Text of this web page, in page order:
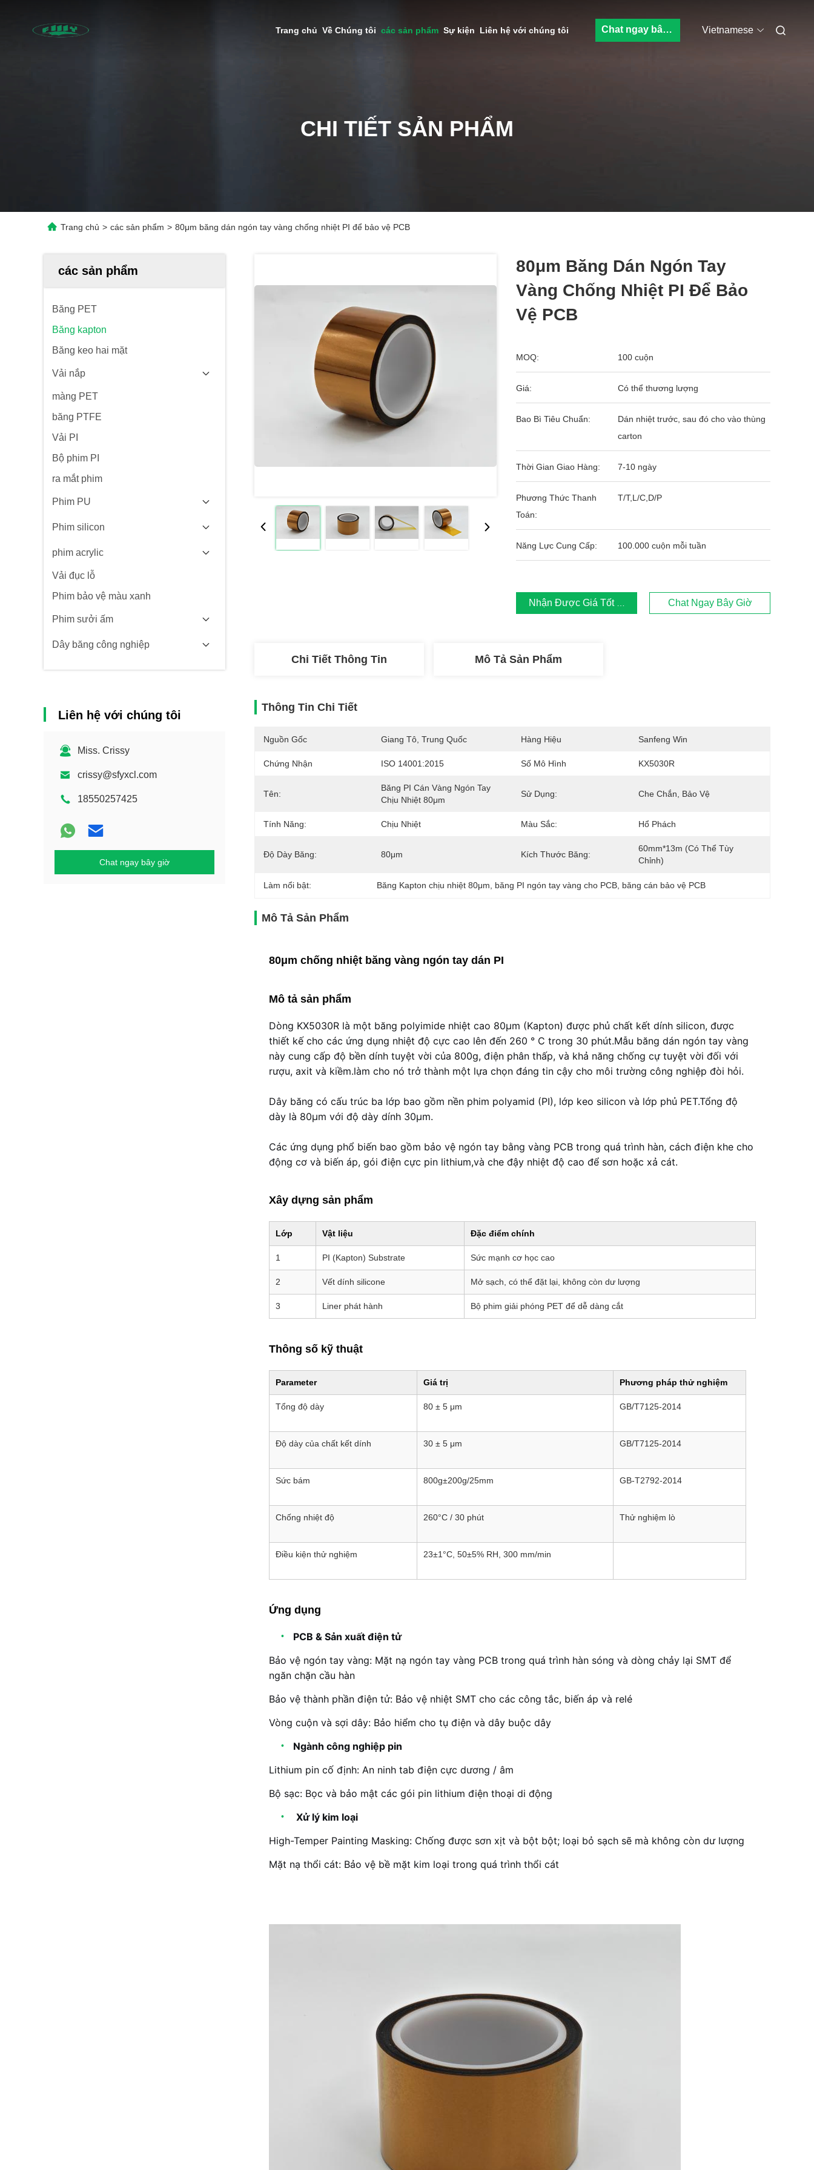
Trang chủ Về Chúng tôi các sản phẩm Sự kiện Liên hệ với chúng tôi Chat ngay bây giờ Vietnamese
CHI TIẾT SẢN PHẨM
Trang chủ > các sản phẩm > 80μm băng dán ngón tay vàng chống nhiệt PI để bảo vệ PCB
các sản phẩm
Băng PET
Băng kapton
Băng keo hai mặt
Vải nắp
màng PET
băng PTFE
Vải PI
Bộ phim PI
ra mắt phim
Phim PU
Phim silicon
phim acrylic
Vải đục lỗ
Phim bảo vệ màu xanh
Phim sưởi ấm
Dây băng công nghiệp
Liên hệ với chúng tôi
Miss. Crissy
crissy@sfyxcl.com
18550257425
Chat ngay bây giờ
80μm Băng Dán Ngón Tay
Vàng Chống Nhiệt PI Để Bảo
Vệ PCB
MOQ: 100 cuộn
Giá: Có thể thương lượng
Bao Bì Tiêu Chuẩn:
Dán nhiệt trước, sau đó cho vào thùng
carton
Thời Gian Giao Hàng: 7-10 ngày
Phương Thức Thanh
Toán:
T/T,L/C,D/P
Năng Lực Cung Cấp: 100.000 cuộn mỗi tuần
Nhận Được Giá Tốt Nhất Chat Ngay Bây Giờ
Chi Tiết Thông Tin Mô Tả Sản Phẩm
Thông Tin Chi Tiết
Nguồn Gốc Giang Tô, Trung Quốc Hàng Hiệu Sanfeng Win
Chứng Nhận ISO 14001:2015 Số Mô Hình KX5030R
Tên:
Băng PI Cán Vàng Ngón Tay
Chịu Nhiệt 80μm
Sử Dụng: Che Chắn, Bảo Vệ
Tính Năng: Chịu Nhiệt Màu Sắc: Hổ Phách
Độ Dày Băng: 80μm Kích Thước Băng:
60mm*13m (Có Thể Tùy
Chỉnh)
Làm nổi bật: Băng Kapton chịu nhiệt 80μm băng PI ngón tay vàng cho PCB băng cán bảo vệ PCB
Mô Tả Sản Phẩm
80μm chống nhiệt băng vàng ngón tay dán PI
Mô tả sản phẩm
Dòng KX5030R là một băng polyimide nhiệt cao 80μm (Kapton) được phủ chất kết dính silicon, được
thiết kế cho các ứng dụng nhiệt độ cực cao lên đến 260 ° C trong 30 phút.Mẫu băng dán ngón tay vàng
này cung cấp độ bền dính tuyệt vời của 800g, điện phân thấp, và khả năng chống cự tuyệt vời đối với
rượu, axit và kiềm.làm cho nó trở thành một lựa chọn đáng tin cậy cho môi trường công nghiệp đòi hỏi.
Dây băng có cấu trúc ba lớp bao gồm nền phim polyamid (PI), lớp keo silicon và lớp phủ PET.Tổng độ
dày là 80μm với độ dày dính 30μm.
Các ứng dụng phổ biến bao gồm bảo vệ ngón tay bằng vàng PCB trong quá trình hàn, cách điện khe cho
động cơ và biến áp, gói điện cực pin lithium,và che đậy nhiệt độ cao để sơn hoặc xả cát.
Xây dựng sản phẩm
Lớp Vật liệu Đặc điểm chính
1 PI (Kapton) Substrate Sức mạnh cơ học cao
2 Vết dính silicone Mở sạch, có thể đặt lại, không còn dư lượng
3 Liner phát hành Bộ phim giải phóng PET để dễ dàng cắt
Thông số kỹ thuật
Parameter Giá trị Phương pháp thử nghiệm
Tổng độ dày 80 ± 5 μm GB/T7125-2014
Độ dày của chất kết dính 30 ± 5 μm GB/T7125-2014
Sức bám 800g±200g/25mm GB-T2792-2014
Chống nhiệt độ 260°C / 30 phút Thử nghiệm lò
Điều kiện thử nghiệm 23±1°C, 50±5% RH, 300 mm/min
Ứng dụng
PCB & Sản xuất điện tử
Bảo vệ ngón tay vàng: Mặt nạ ngón tay vàng PCB trong quá trình hàn sóng và dòng chảy lại SMT để
ngăn chặn cầu hàn
Bảo vệ thành phần điện tử: Bảo vệ nhiệt SMT cho các công tắc, biến áp và relé
Vòng cuộn và sợi dây: Bảo hiểm cho tụ điện và dây buộc dây
Ngành công nghiệp pin
Lithium pin cố định: An ninh tab điện cực dương / âm
Bộ sạc: Bọc và bảo mật các gói pin lithium điện thoại di động
Xử lý kim loại
High-Temper Painting Masking: Chống được sơn xịt và bột bột; loại bỏ sạch sẽ mà không còn dư lượng
Mặt nạ thổi cát: Bảo vệ bề mặt kim loại trong quá trình thổi cát